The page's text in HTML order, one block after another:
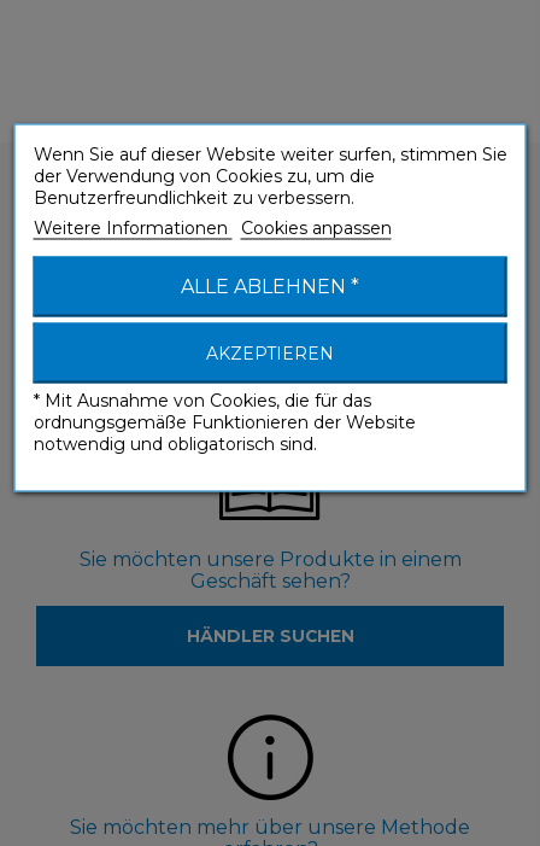
Sie haben eine Frage zu einem unserer
Produkte?
Sie möchten unsere Produkte in einem
Geschäft sehen?
HÄNDLER SUCHEN
Sie möchten mehr über unsere Methode
Wenn Sie auf dieser Website weiter surfen, stimmen Sie
der Verwendung von Cookies zu, um die
Benutzerfreundlichkeit zu verbessern.
Weitere Informationen
Cookies anpassen
ALLE ABLEHNEN *
AKZEPTIEREN
* Mit Ausnahme von Cookies, die für das
ordnungsgemäße Funktionieren der Website
notwendig und obligatorisch sind.